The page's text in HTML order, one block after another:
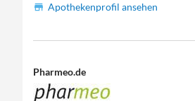
Apothekenprofil ansehen
Pharmeo.de